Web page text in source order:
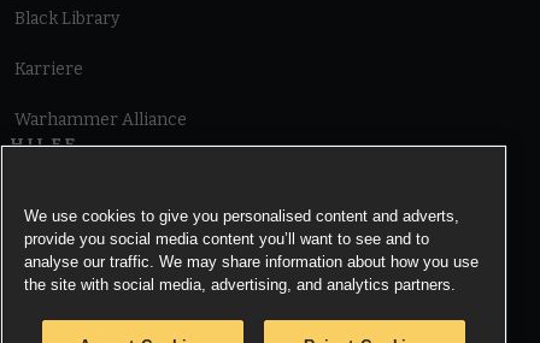
Black Library
Karriere
Warhammer Alliance
HILFE
Informationen zu Cookies
We use cookies to give you personalised content and adverts,
provide you social media content you’ll want to see and to
analyse our traffic. We may share information about how you use
the site with social media, advertising, and analytics partners.